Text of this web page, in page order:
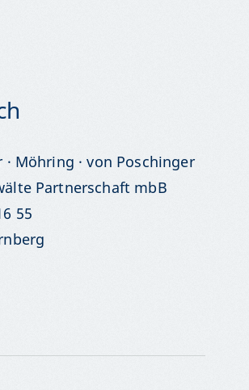
Möhring · von Poschinger
Partnerschaft mbB
55